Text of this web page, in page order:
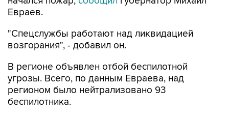
Евраев.
"Спецслужбы работают над ликвидацией
возгорания", - добавил он.
В регионе объявлен отбой беспилотной
угрозы. Всего, по данным Евраева, над
регионом было нейтрализовано 93
беспилотника.